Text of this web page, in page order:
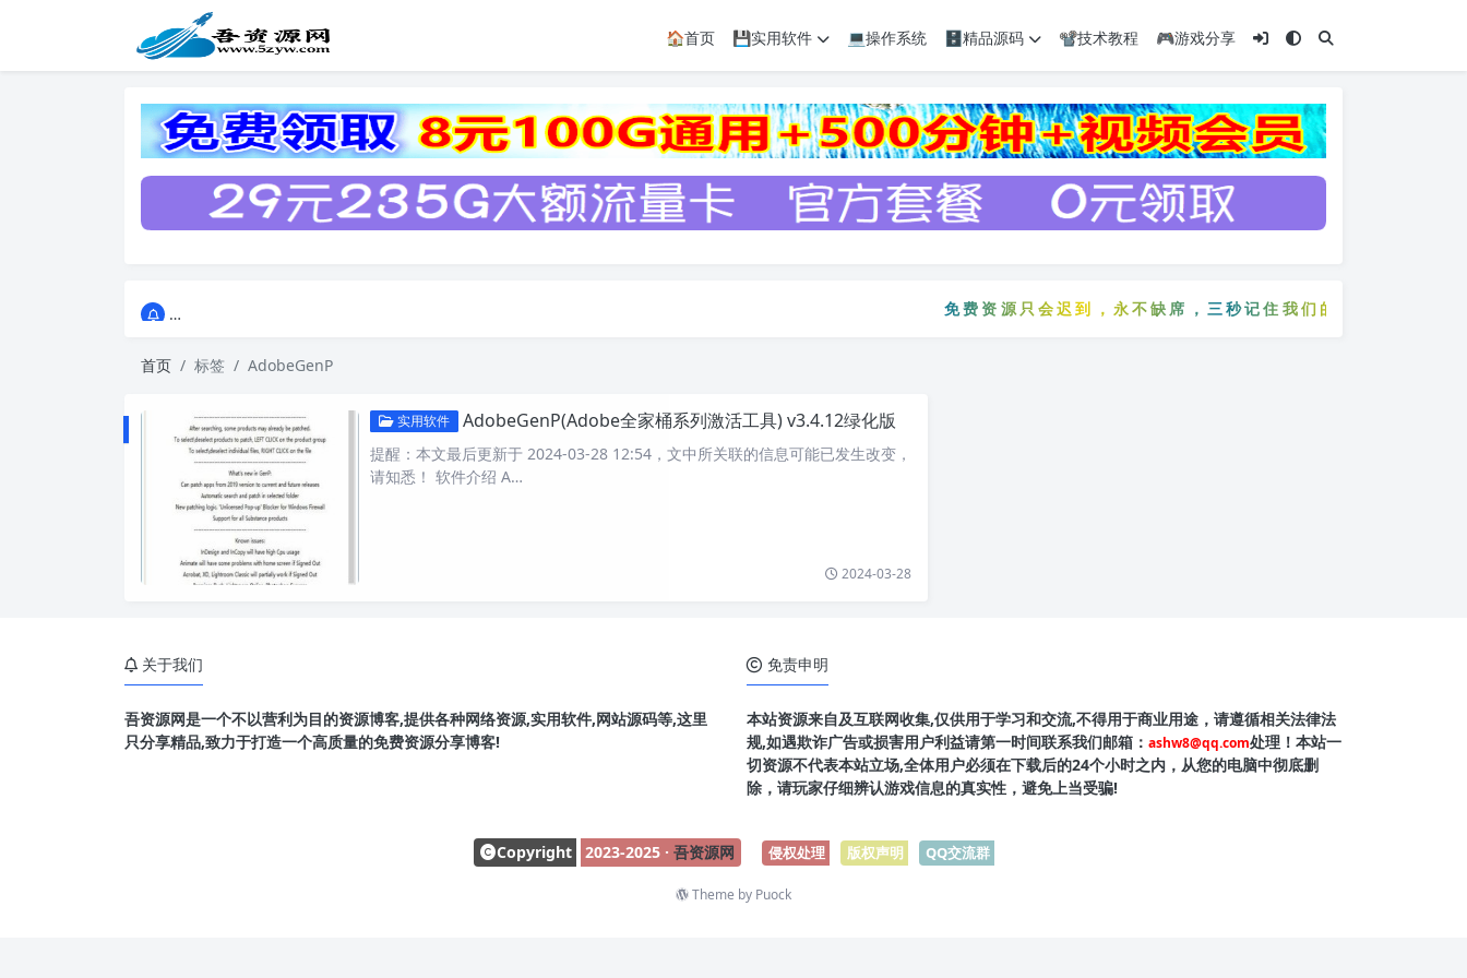
🏠首页 💾实用软件 💻操作系统 🗄️精品源码 📽️技术教程 🎮游戏分享
免费资源只会迟到，永不缺席，三秒记住我们的网站：
首页 标签 AdobeGenP
实用软件 AdobeGenP(Adobe全家桶系列激活工具) v3.4.12绿化版
提醒：本文最后更新于 2024-03-28 12:54，文中所关联的信息可能已发生改变，
请知悉！ 软件介绍 A…
2024-03-28
关于我们
吾资源网是一个不以营利为目的资源博客,提供各种网络资源,实用软件,网站源码等,这里
只分享精品,致力于打造一个高质量的免费资源分享博客!
免责申明
本站资源来自及互联网收集,仅供用于学习和交流,不得用于商业用途，请遵循相关法律法
规,如遇欺诈广告或损害用户利益请第一时间联系我们邮箱： ashw8@qq.com处理！本站一
切资源不代表本站立场,全体用户必须在下载后的24个小时之内，从您的电脑中彻底删
除，请玩家仔细辨认游戏信息的真实性，避免上当受骗!
Copyright 2023-2025 · 吾资源网 侵权处理 版权声明 QQ交流群
Theme by Puock